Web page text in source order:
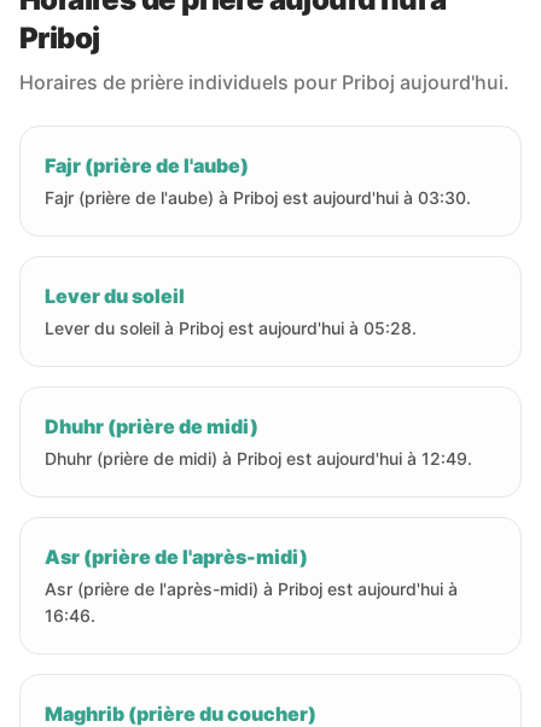
Priboj
Horaires de prière individuels pour Priboj aujourd'hui.
Fajr (prière de l'aube)
Fajr (prière de l'aube) à Priboj est aujourd'hui à 03:30.
Lever du soleil
Lever du soleil à Priboj est aujourd'hui à 05:28.
Dhuhr (prière de midi)
Dhuhr (prière de midi) à Priboj est aujourd'hui à 12:49.
Asr (prière de l'après-midi)
Asr (prière de l'après-midi) à Priboj est aujourd'hui à
16:46.
Maghrib (prière du coucher)